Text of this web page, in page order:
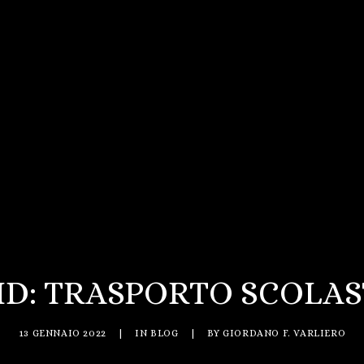
TRASPORTO
13 GENNAIO 2022 INBLOG BYGIORDANO F. VARLIERO